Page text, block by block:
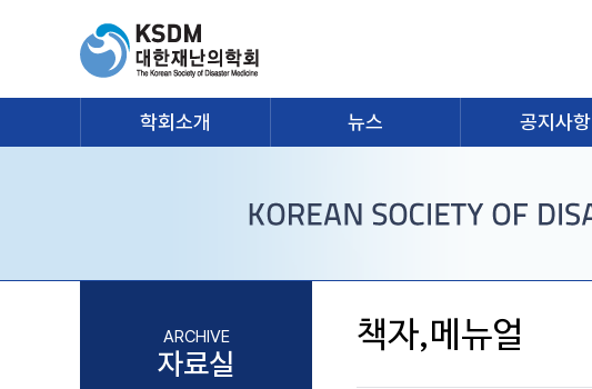
학회소개 뉴스 공지사항
ARCHIVE
자료실
책자,메뉴얼